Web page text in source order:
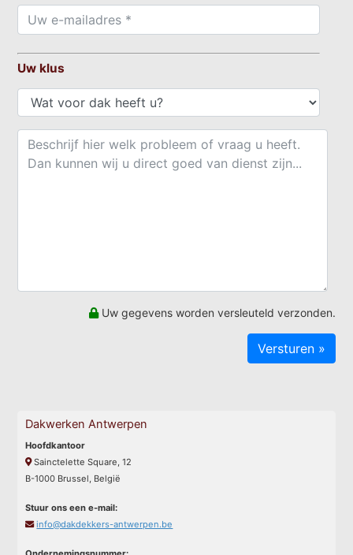
Uw klus
Uw gegevens worden versleuteld verzonden.
Dakwerken Antwerpen
Hoofdkantoor
Sainctelette Square, 12
B-1000 Brussel, België
Stuur ons een e-mail:
info@dakdekkers-antwerpen.be